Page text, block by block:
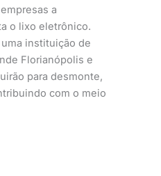
a
o lixo eletrônico.
instituição de
Florianópolis e
para desmonte,
com o meio